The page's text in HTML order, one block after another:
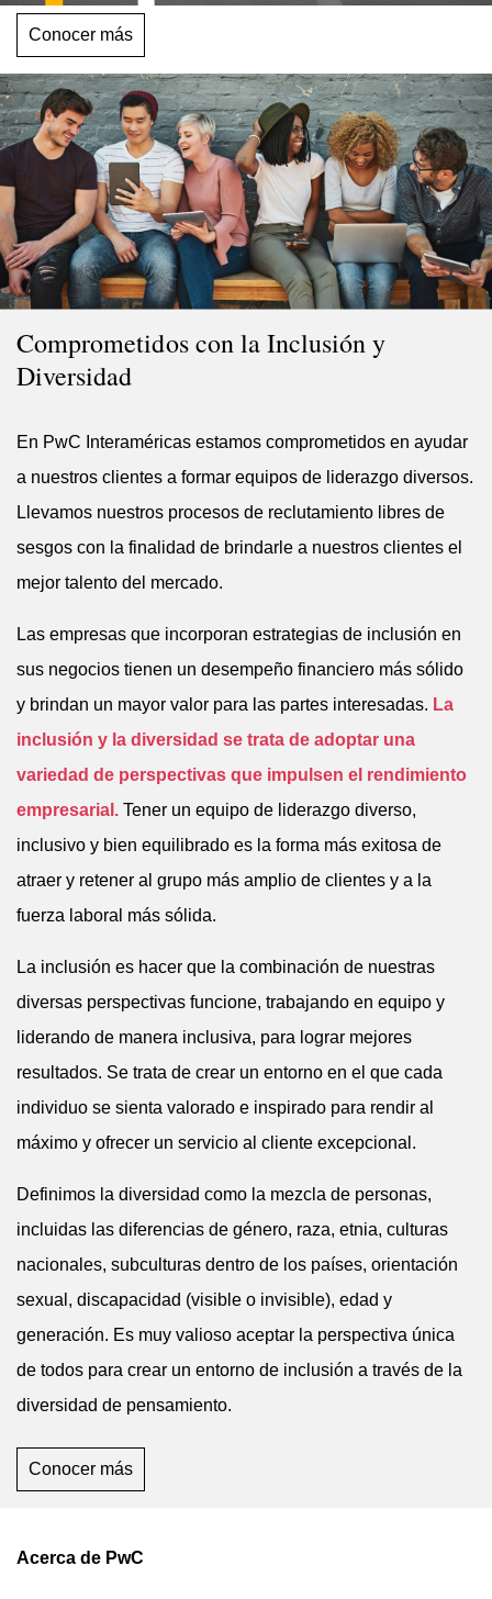
Conocer más
Comprometidos con la Inclusión y
Diversidad
En PwC Interaméricas estamos comprometidos en ayudar
a nuestros clientes a formar equipos de liderazgo diversos.
Llevamos nuestros procesos de reclutamiento libres de
sesgos con la finalidad de brindarle a nuestros clientes el
mejor talento del mercado.
Las empresas que incorporan estrategias de inclusión en
sus negocios tienen un desempeño financiero más sólido
y brindan un mayor valor para las partes interesadas. La
inclusión y la diversidad se trata de adoptar una
variedad de perspectivas que impulsen el rendimiento
empresarial. Tener un equipo de liderazgo diverso,
inclusivo y bien equilibrado es la forma más exitosa de
atraer y retener al grupo más amplio de clientes y a la
fuerza laboral más sólida.
La inclusión es hacer que la combinación de nuestras
diversas perspectivas funcione, trabajando en equipo y
liderando de manera inclusiva, para lograr mejores
resultados. Se trata de crear un entorno en el que cada
individuo se sienta valorado e inspirado para rendir al
máximo y ofrecer un servicio al cliente excepcional.
Definimos la diversidad como la mezcla de personas,
incluidas las diferencias de género, raza, etnia, culturas
nacionales, subculturas dentro de los países, orientación
sexual, discapacidad (visible o invisible), edad y
generación. Es muy valioso aceptar la perspectiva única
de todos para crear un entorno de inclusión a través de la
diversidad de pensamiento.
Conocer más
Acerca de PwC